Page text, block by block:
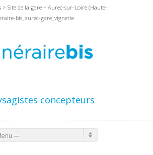
> Site de la gare – Aurec-sur-Loire (Haute-
bis_aurec-gare_vignette
concepteurs
—